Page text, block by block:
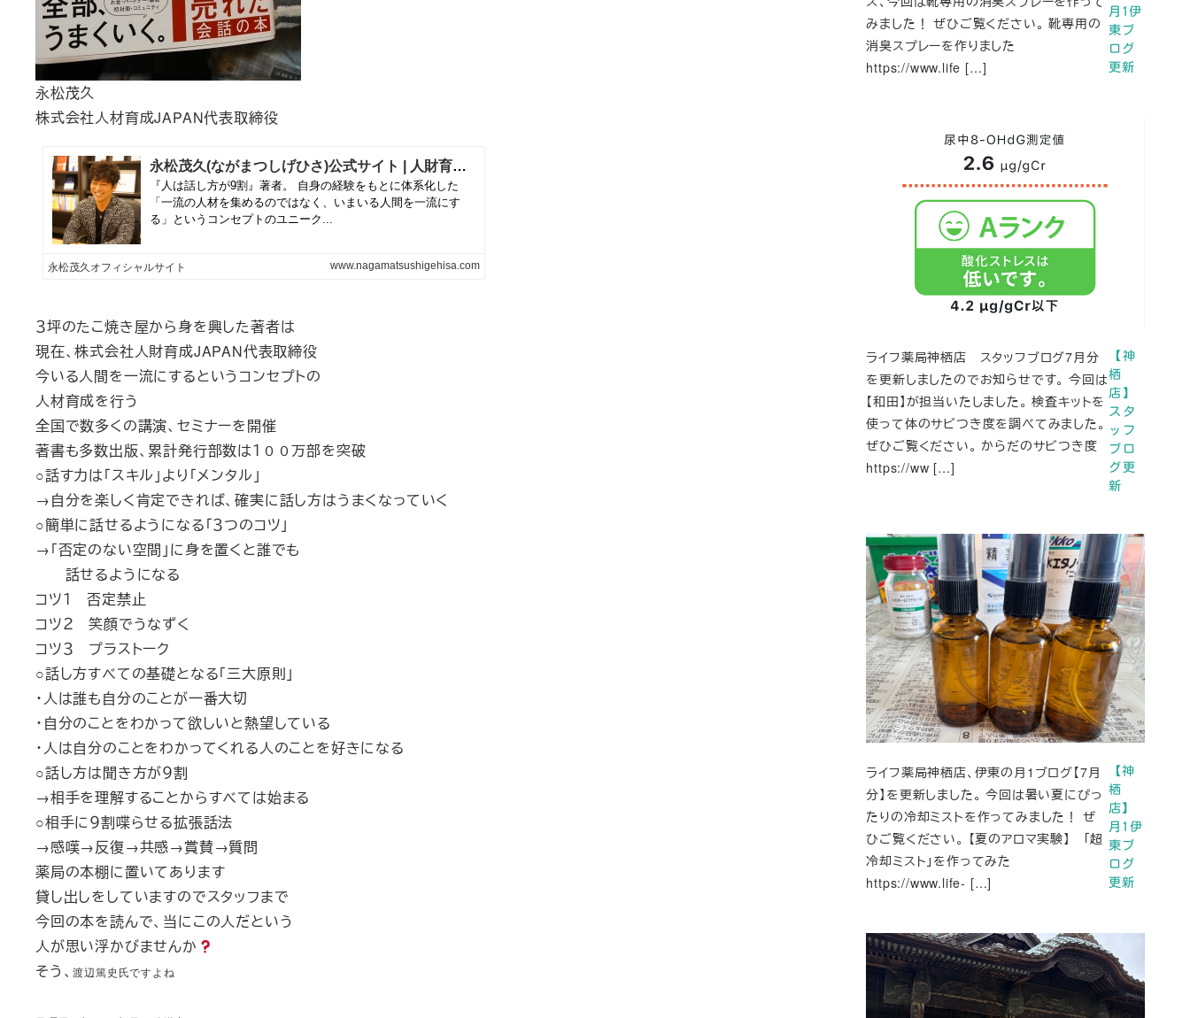
永松茂久
株式会社人材育成JAPAN代表取締役
３坪のたこ焼き屋から身を興した著者は
現在、株式会社人財育成JAPAN代表取締役
今いる人間を一流にするというコンセプトの
人材育成を行う
全国で数多くの講演、セミナーを開催
著書も多数出版、累計発行部数は１００万部を突破
○話す力は「スキル」より 「メンタル」
→自分を楽しく肯定できれば、確実に話し方はうまくなっていく
○簡単に話せるようになる「３つのコツ」
→「否定のない空間」に身を置くと誰でも
話せるようになる
コツ１否定禁止
コツ２笑顔でうなずく
コツ３ プラストーク
○話し方すべての基礎となる「三大原則」
・人は誰も自分のことが一番大切
・自分のことをわかって欲しいと熱望している
・人は自分のことをわかってくれる人のことを好きになる
○話し方は聞き方が９割
→相手を理解することからすべては始まる
○相手に９割喋らせる拡張話法
→感嘆→反復→共感→賞賛→質問
薬局の本棚に置いてあります
貸し出しをしていますのでスタッフまで
今回の本を読んで、当にこの人だという
人が思い浮かびませんか
そう、渡辺篤史氏ですよね
月1伊
東ブ
ログ
更新
みました！ ぜひご覧ください。 靴専用の
消臭スプレーを作りました
https://www.life […]
【神
栖
店】
スタ
ッフ
ブロ
グ更
新
ライフ薬局神栖店 スタッフブログ7月分
を更新しましたのでお知らせです。 今回は
【和田】が担当いたしました。 検査キットを
使って体のサビつき度を調べてみました。
ぜひご覧ください。 からだのサビつき度
https://ww […]
【神
栖
店】
月1伊
東ブ
ログ
更新
ライフ薬局神栖店、伊東の月1ブログ【7月
分】を更新しました。 今回は暑い夏にぴっ
たりの冷却ミストを作ってみました！ ぜ
ひご覧ください。 【夏のアロマ実験】 「超
冷却ミスト」を作ってみた
https://www.life- […]